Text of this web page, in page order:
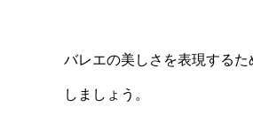
バレエの美しさを表現する
しましょう。